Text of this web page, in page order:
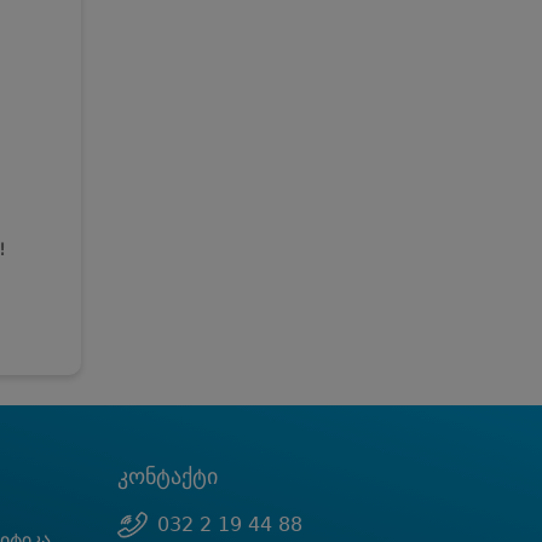
კონტაქტი
032 2 19 44 88